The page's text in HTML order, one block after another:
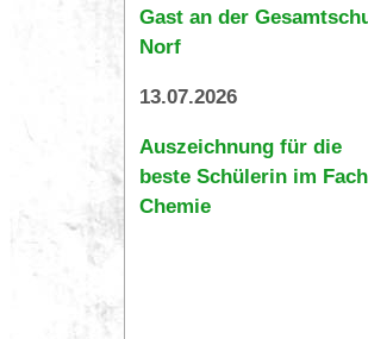
Gast an der
Norf
13.07.2026
Auszeichnung für die
beste Schülerin im Fach
Chemie